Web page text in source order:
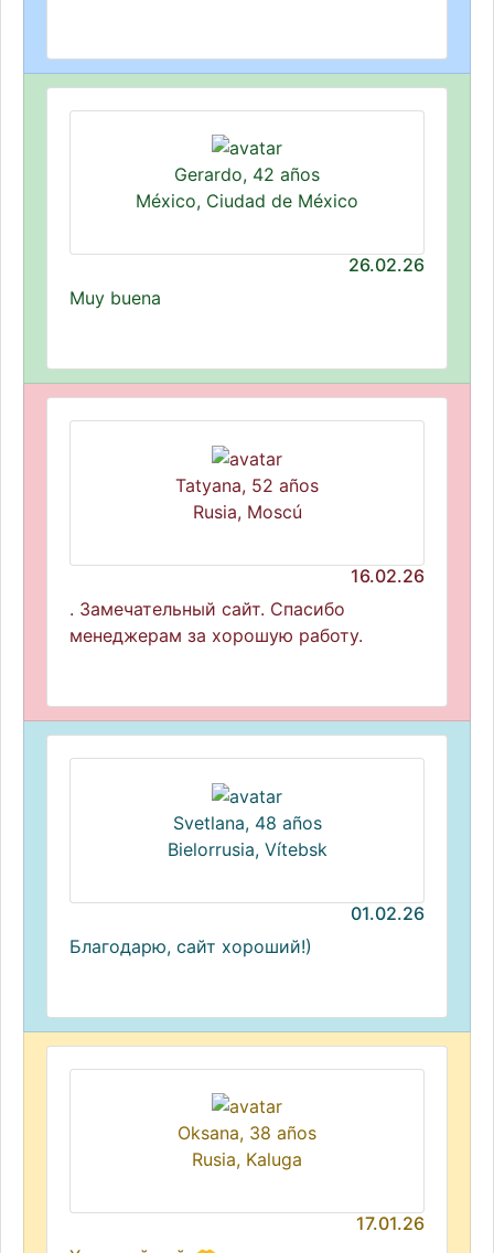
Gerardo, 42 años
México, Ciudad de México
26.02.26
Muy buena
Tatyana, 52 años
Rusia, Moscú
16.02.26
. Замечательный сайт. Спасибо
менеджерам за хорошую работу.
Svetlana, 48 años
Bielorrusia, Vítebsk
01.02.26
Благодарю, сайт хороший!)
Oksana, 38 años
Rusia, Kaluga
17.01.26